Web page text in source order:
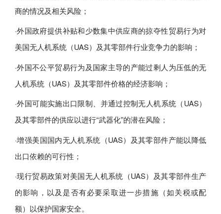
商的情况及相关风险；
·外国政府提供补贴和少数集中供应商的掠夺性贸易行为对
美国无人机系统（UAS）及其零部件行业竞争力的影响；
·外国不公平贸易行为及国家主导的产能过剩人为压低的无
人机系统（UAS）及其零部件价格的经济影响；
·外国可能实施出口限制、并通过控制无人机系统（UAS）
及其零部件的供应以进行“武器化”的潜在风险；
·增强美国国内无人机系统（UAS）及其零部件产能以降低
出口依赖的可行性；
·现行贸易政策对美国无人机系统（UAS）及其零部件生产
的影响，以及是否有必要采取进一步措施（如关税或配
额）以保护国家安全。